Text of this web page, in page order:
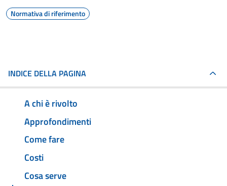
Normativa di riferimento
INDICE DELLA PAGINA
A chi è rivolto
Approfondimenti
Come fare
Costi
Cosa serve